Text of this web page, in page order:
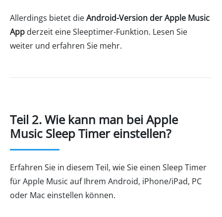
Allerdings bietet dieAndroid-Version der Apple Music
App derzeit eine Sleeptimer-Funktion. Lesen Sie
weiter und erfahren Sie mehr.
Teil 2. Wie kann man bei Apple
Music Sleep Timer einstellen?
Erfahren Sie in diesem Teil, wie Sie einen Sleep Timer
für Apple Music auf Ihrem Android, iPhone/iPad, PC
oder Mac einstellen können.